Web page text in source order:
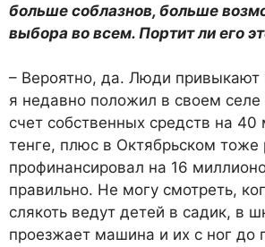
больше соблазнов, больше
выбора во всем. Портит ли его
– Вероятно, да. Люди привыкают
я недавно положил в своем селе
счет собственных средств на 40
тенге, плюс в Октябрьском тоже
профинансировал на 16
правильно. Не могу смотреть,
слякоть ведут детей в садик, в
проезжает машина и их с ног до